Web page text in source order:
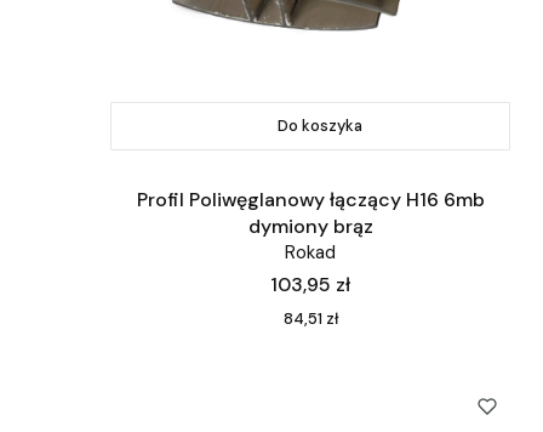
Do koszyka
Profil Poliwęglanowy łączący H16 6mb
dymiony brąz
Rokad
Cena
103,95 zł
Cena
84,51 zł